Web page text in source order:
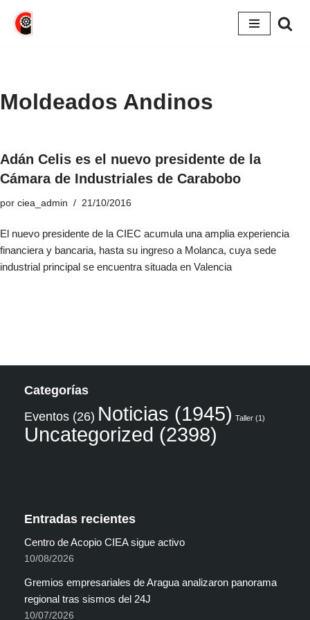
Saltar
Moldeados Andinos
Adán Celis es el nuevo presidente de la
Cámara de Industriales de Carabobo
por ciea_admin 21/10/2016
El nuevo presidente de la CIEC acumula una amplia experiencia
financiera y bancaria, hasta su ingreso a Molanca, cuya sede
industrial principal se encuentra situada en Valencia
Categorías
Eventos (26) Noticias (1945) Taller (1)
Uncategorized (2398)
Entradas recientes
Centro de Acopio CIEA sigue activo
10/08/2026
Gremios empresariales de Aragua analizaron panorama
regional tras sismos del 24J
10/07/2026